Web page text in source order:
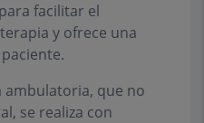
facilitar el
y ofrece una
ambulatoria, que no
se realiza con